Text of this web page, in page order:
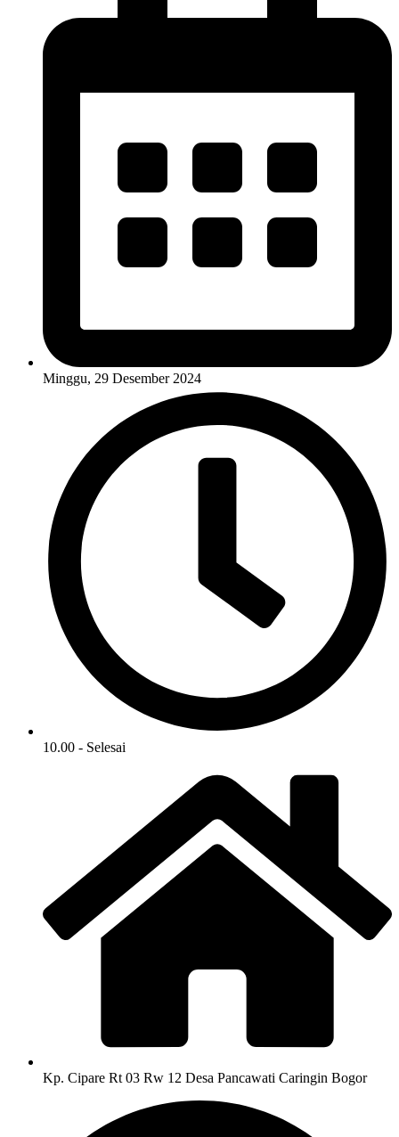
Minggu, 29 Desember 2024
10.00 - Selesai
Kp. Cipare Rt 03 Rw 12 Desa Pancawati Caringin Bogor